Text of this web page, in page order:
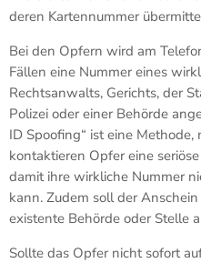
deren Kartennummer
Bei den Opfern wird am
Fällen eine Nummer eines
Rechtsanwalts, Gerichts, der
Polizei oder einer Behörde
ID Spoofing“ ist eine
kontaktieren Opfer eine
damit ihre wirkliche Nummer
kann. Zudem soll der
existente Behörde oder Stelle
Sollte das Opfer nicht sofort